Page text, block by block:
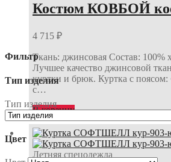
Костюм КОВБОЙ
4 715 ₽
Ткань: джинсовая Состав: 100%
Лучшее качество джинсовой
куртки и брюк. Куртка с
с…
В корзину
Летняя спецодежда
Фильтр
Тип изделия
Тип изделия
Цвет